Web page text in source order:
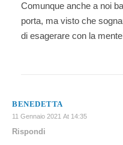
Comunque anche a noi
porta, ma visto che
di esagerare con la
BENEDETTA
11 Gennaio 2021 At 14:35
Rispondi